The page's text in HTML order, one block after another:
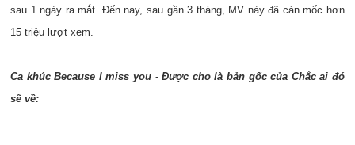
sau 1 ngày ra mắt. Đến nay, sau gần 3 tháng, MV này đã cán mốc hơn
15 triệu lượt xem.
Ca khúc Because I miss you - Được cho là bản gốc của Chắc ai đó
sẽ về: